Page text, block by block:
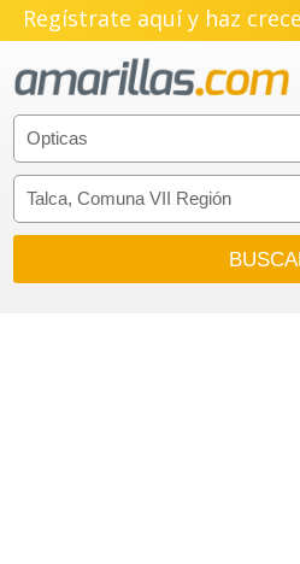
Regístrate aquí y haz